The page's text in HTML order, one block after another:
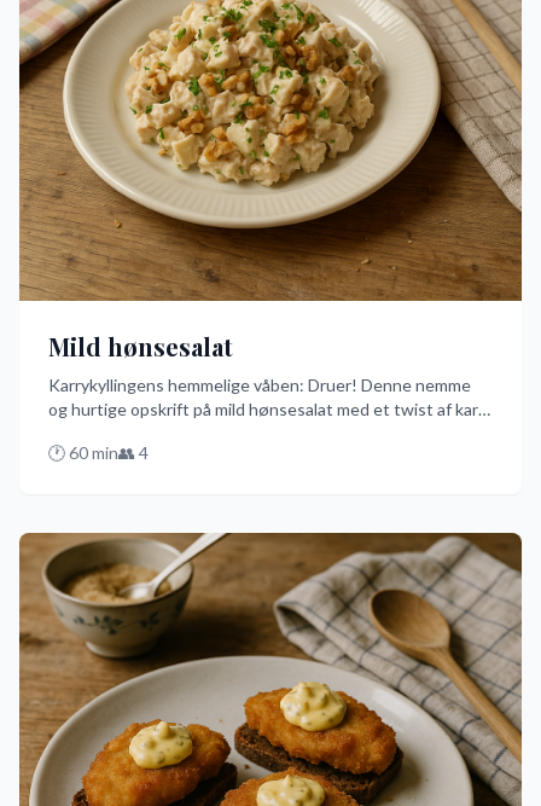
Mild hønsesalat
Karrykyllingens hemmelige våben: Druer! Denne nemme
og hurtige opskrift på mild hønsesalat med et twist af karry
Perfekt til at servere på brød eller som et lækkert tilbehør!
🕐60min👥 4